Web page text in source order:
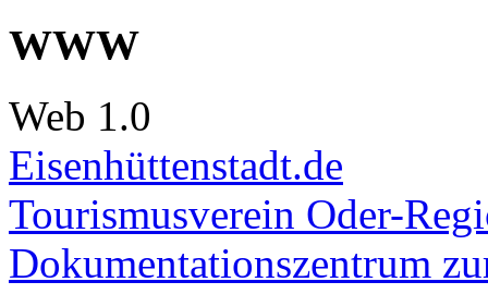
WWW
Web 1.0
Eisenhüttenstadt.de
Tourismusverein Oder-
Dokumentationszentrum